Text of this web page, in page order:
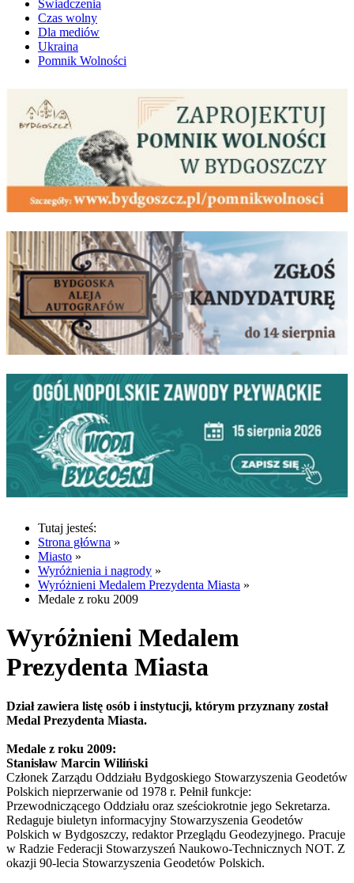
Świadczenia
Czas wolny
Dla mediów
Ukraina
Pomnik Wolności
Tutaj jesteś:
Strona główna »
Miasto »
Wyróżnienia i nagrody »
Wyróżnieni Medalem Prezydenta Miasta »
Medale z roku 2009
Wyróżnieni Medalem
Prezydenta Miasta
Dział zawiera listę osób i instytucji, którym przyznany został
Medal Prezydenta Miasta.
Medale z roku 2009:
Stanisław Marcin Wiliński
Członek Zarządu Oddziału Bydgoskiego Stowarzyszenia Geodetów
Polskich nieprzerwanie od 1978 r. Pełnił funkcje:
Przewodniczącego Oddziału oraz sześciokrotnie jego Sekretarza.
Redaguje biuletyn informacyjny Stowarzyszenia Geodetów
Polskich w Bydgoszczy, redaktor Przeglądu Geodezyjnego. Pracuje
w Radzie Federacji Stowarzyszeń Naukowo-Technicznych NOT. Z
okazji 90-lecia Stowarzyszenia Geodetów Polskich.